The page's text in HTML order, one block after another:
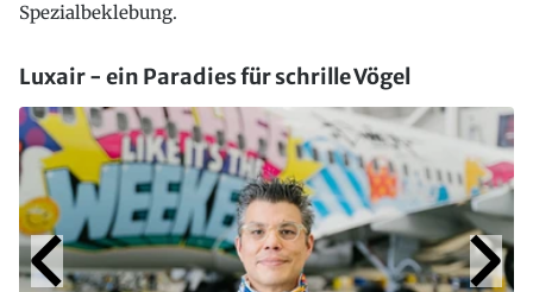
Spezialbeklebung.
Luxair - ein Paradies für schrille Vögel